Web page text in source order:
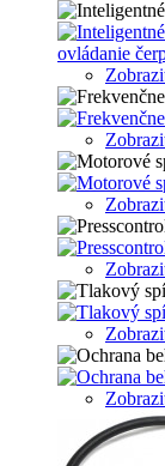
ovládanie